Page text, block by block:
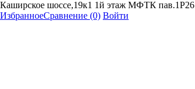
Каширское шоссе,19к1 1й этаж МФТК пав.1Р26
ИзбранноеСравнение (0) Войти